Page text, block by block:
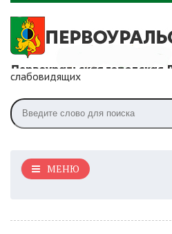
слабовидящих
МЕНЮ